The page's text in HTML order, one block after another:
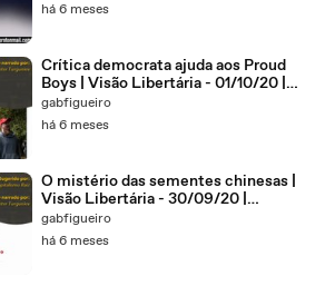
há 6 meses
Crítica democrata ajuda aos Proud
Boys | Visão Libertária - 01/10/20 |
ANCAPSU
gabfigueiro
há 6 meses
O mistério das sementes chinesas |
Visão Libertária - 30/09/20 |
ANCAPSU
gabfigueiro
há 6 meses